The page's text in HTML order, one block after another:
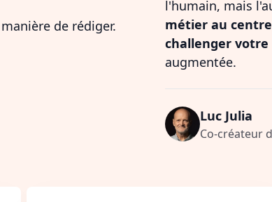
de rédiger.
l'humain, mais
métier au
challenger votre
augmentée.
Luc Julia
Co-créateur